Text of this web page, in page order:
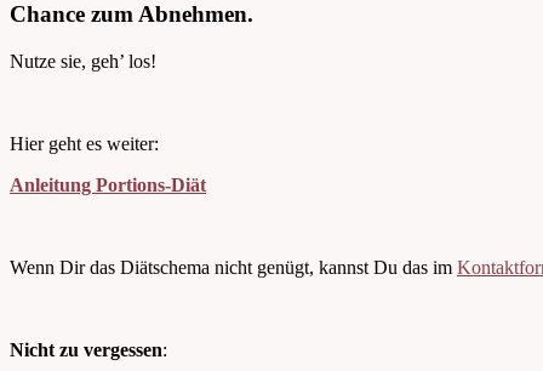
Chance zum Abnehmen.
Nutze sie, geh’ los!
Hier geht es weiter:
Anleitung Portions-Diät
Wenn Dir das Diätschema nicht genügt, kannst Du das im
Nicht zu vergessen: